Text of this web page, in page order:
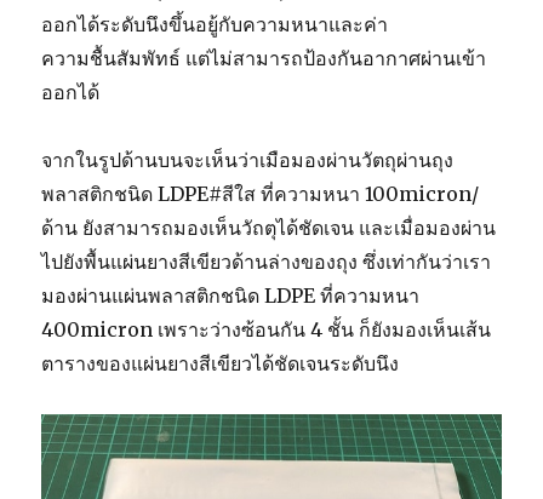
ออกได้ระดับนึงขึ้นอยู้กับความหนาและค่า
ความชื้นสัมพัทธ์ แต่ไม่สามารถป้องกันอากาศผ่านเข้า
ออกได้
จากในรูปด้านบนจะเห็นว่าเมือมองผ่านวัตถุผ่านถุง
พลาสติกชนิด LDPE#สีใส ที่ความหนา 100micron/
ด้าน ยังสามารถมองเห็นวัถตุได้ชัดเจน และเมื่อมองผ่าน
ไปยังพื้นแผ่นยางสีเขียวด้านล่างของถุง ซึ่งเท่ากันว่าเรา
มองผ่านแผ่นพลาสติกชนิด LDPE ที่ความหนา
400micron เพราะว่างซ้อนกัน 4 ชั้น ก็ยังมองเห็นเส้น
ตารางของแผ่นยางสีเขียวได้ชัดเจนระดับนึง